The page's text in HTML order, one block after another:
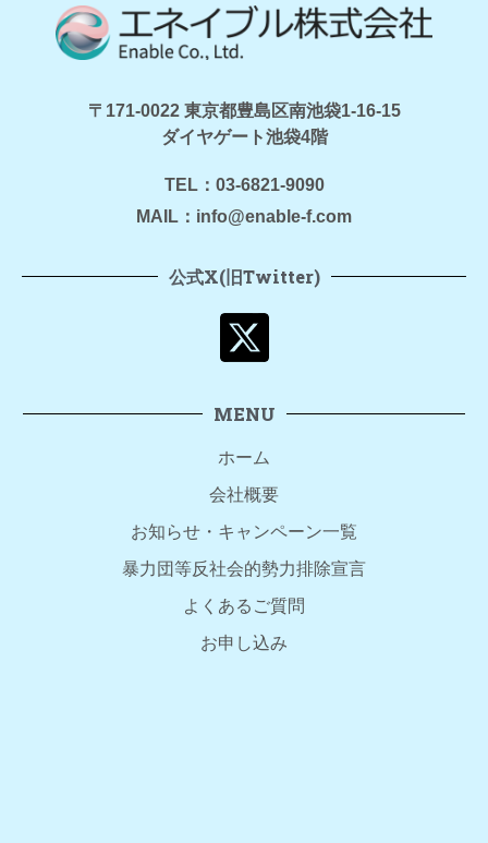
〒171-0022 東京都豊島区南池袋1-16-15
ダイヤゲート池袋4階
TEL：03-6821-9090
MAIL：info@enable-f.com
公式X(旧Twitter)
MENU
ホーム
会社概要
お知らせ・キャンペーン一覧
暴力団等反社会的勢力排除宣言
よくあるご質問
お申し込み